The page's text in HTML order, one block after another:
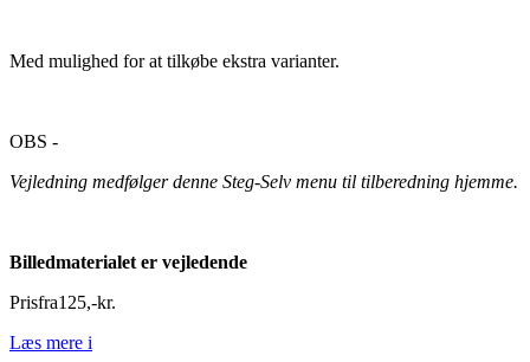
Med mulighed for at tilkøbe ekstra varianter.
OBS -
Vejledning medfølger denne Steg-Selv menu til tilberedning hjemme.
Billedmaterialet er vejledende
Prisfra125,-kr.
Læs mere i